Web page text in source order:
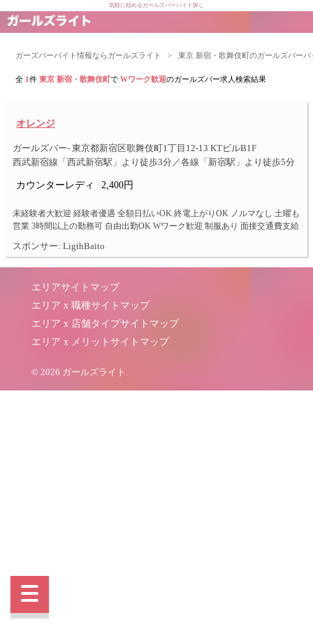
気軽に始めるガールズバーバイト探し
ガーズバーバイト情報ならガールズライト > 東京 新宿・歌舞伎町のガールズバー
全 1件東京 新宿・歌舞伎町でWワーク歓迎のガールズバー求人検索結果
オレンジ
ガールズバー- 東京都新宿区歌舞伎町1丁目12-13 KTビルB1F
西武新宿線「西武新宿駅」より徒歩3分／各線「新宿駅」より徒歩5分
カウンターレディ 2,400円
未経験者大歓迎 経験者優遇 全額日払いOK 終電上がりOK ノルマなし 土曜も
営業 3時間以上の勤務可 自由出勤OK Wワーク歓迎 制服あり 面接交通費支給
スポンサー: LigthBaito
エリアサイトマップ
エリア x 職種サイトマップ
エリア x 店舗タイプサイトマップ
エリア x メリットサイトマップ
© 2026 ガールズライト